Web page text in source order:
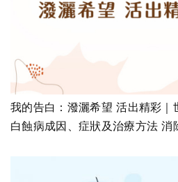
我的告白：潑灑希望 活出精彩｜
白蝕病成因、症狀及治療方法 消